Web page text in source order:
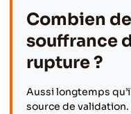
Combien
souffrance
rupture ?
Aussi longtemps
source de validation.